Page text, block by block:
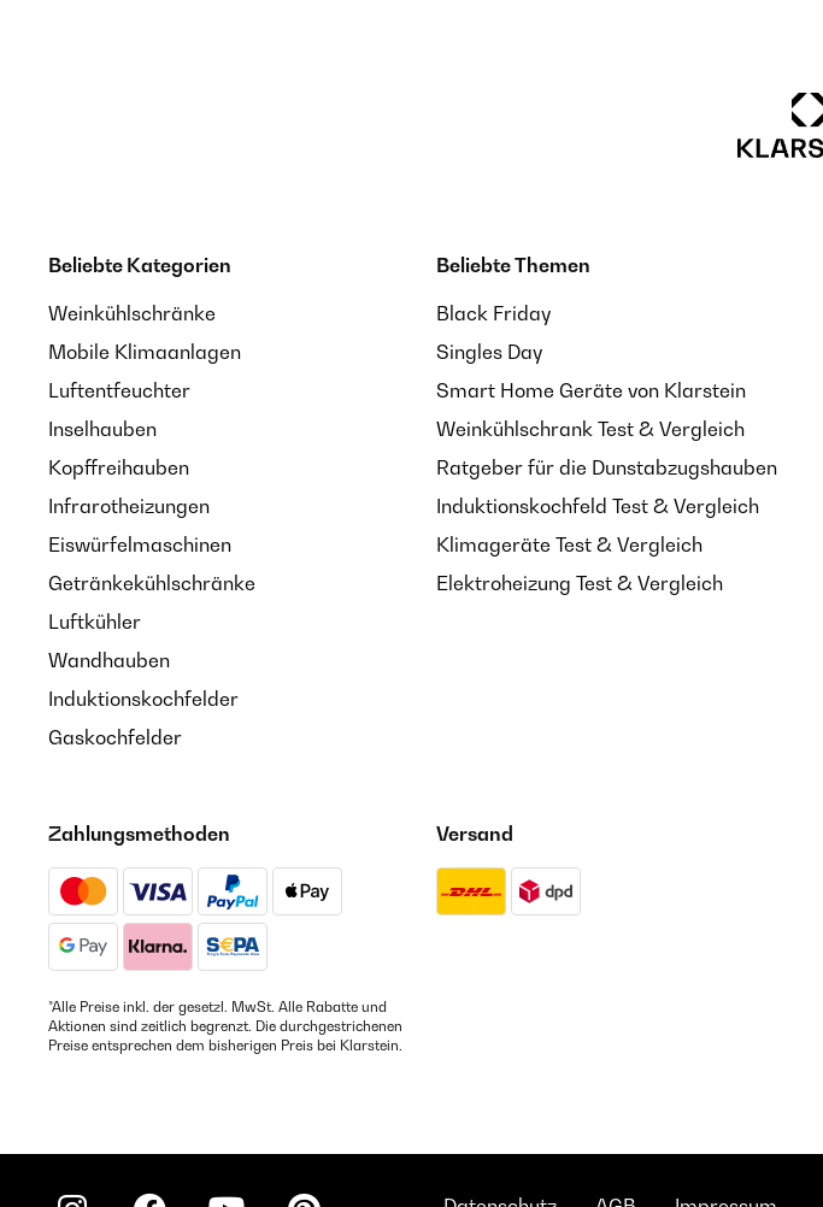
Beliebte Kategorien
Weinkühlschränke
Mobile Klimaanlagen
Luftentfeuchter
Inselhauben
Kopffreihauben
Infrarotheizungen
Eiswürfelmaschinen
Getränkekühlschränke
Luftkühler
Wandhauben
Induktionskochfelder
Gaskochfelder
Beliebte Themen
Black Friday
Singles Day
Smart Home Geräte von Klarstein
Weinkühlschrank Test & Vergleich
Ratgeber für die Dunstabzugshauben
Induktionskochfeld Test & Vergleich
Klimageräte Test & Vergleich
Elektroheizung Test & Vergleich
Zahlungsmethoden
*Alle Preise inkl. der gesetzl. MwSt. Alle Rabatte und
Aktionen sind zeitlich begrenzt. Die durchgestrichenen
Preise entsprechen dem bisherigen Preis bei Klarstein.
Versand